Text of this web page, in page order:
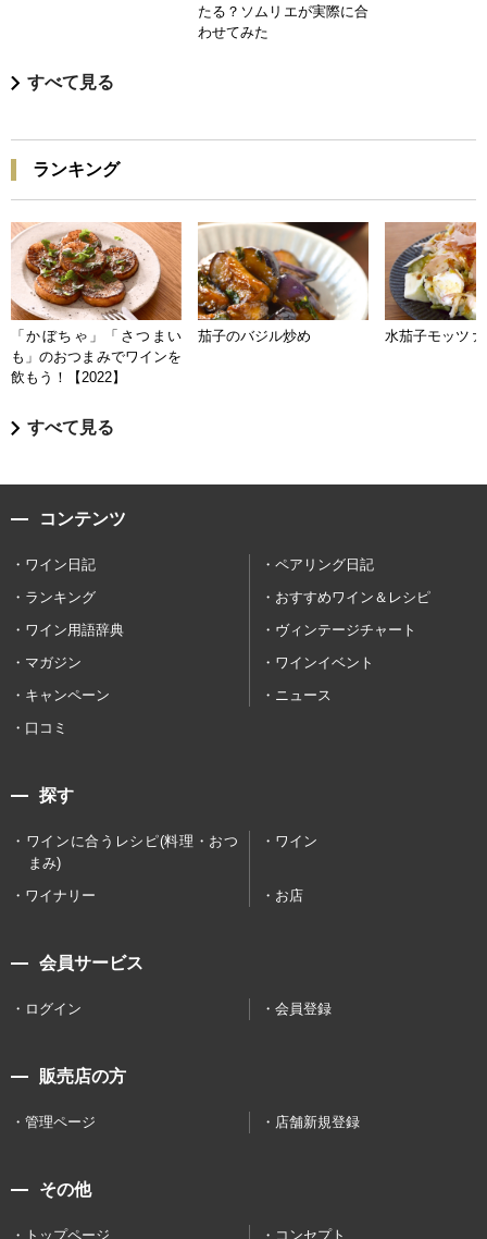
たる？ソムリエが実際に合
わせてみた
すべて見る
ランキング
「かぼちゃ」「さつまい
も」のおつまみでワインを
飲もう！【2022】
茄子のバジル炒め 水茄子モッツァ
すべて見る
コンテンツ
ワイン日記
ペアリング日記
ランキング
おすすめワイン＆レシピ
ワイン用語辞典
ヴィンテージチャート
マガジン
ワインイベント
キャンペーン
ニュース
口コミ
探す
ワインに合うレシピ(料理・おつ
まみ)
ワイン
ワイナリー お店
会員サービス
ログイン 会員登録
販売店の方
管理ページ 店舗新規登録
その他
トップページ コンセプト